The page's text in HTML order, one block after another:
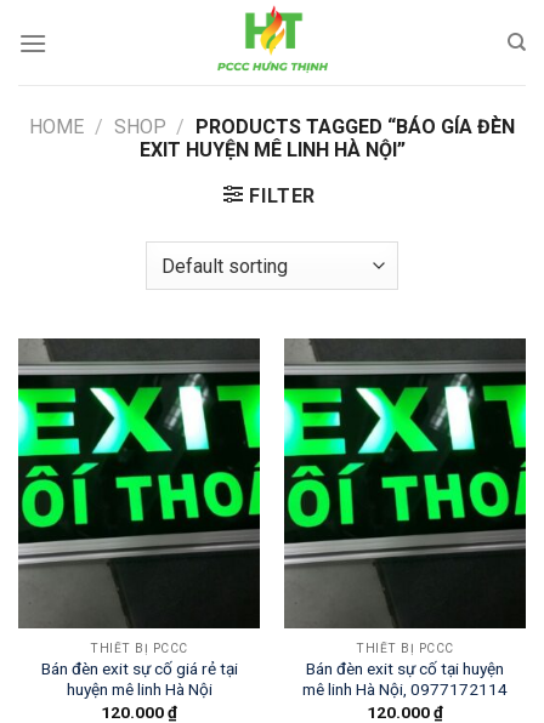
HOME / SHOP / PRODUCTS TAGGED “BÁO GÍA ĐÈN
EXIT HUYỆN MÊ LINH HÀ NỘI”
FILTER
THIẾT BỊ PCCC
Bán đèn exit sự cố giá rẻ tại
huyện mê linh Hà Nội
120.000₫
THIẾT BỊ PCCC
Bán đèn exit sự cố tại huyện
mê linh Hà Nội, 0977172114
120.000₫